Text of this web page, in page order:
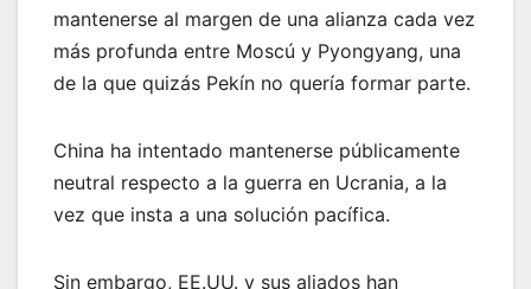
mantenerse al margen de una alianza cada vez
más profunda entre Moscú y Pyongyang, una
de la que quizás Pekín no quería formar parte.
China ha intentado mantenerse públicamente
neutral respecto a la guerra en Ucrania, a la
vez que insta a una solución pacífica.
Sin embargo, EE.UU. y sus aliados han